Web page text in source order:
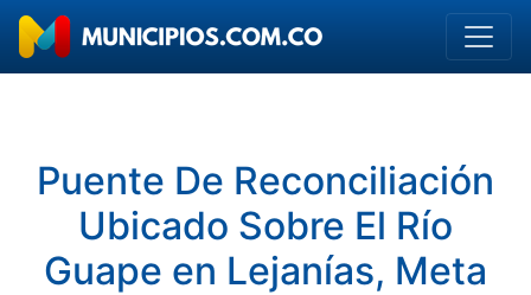
Puente De Reconciliación
Ubicado Sobre El Río
Guape en Lejanías, Meta